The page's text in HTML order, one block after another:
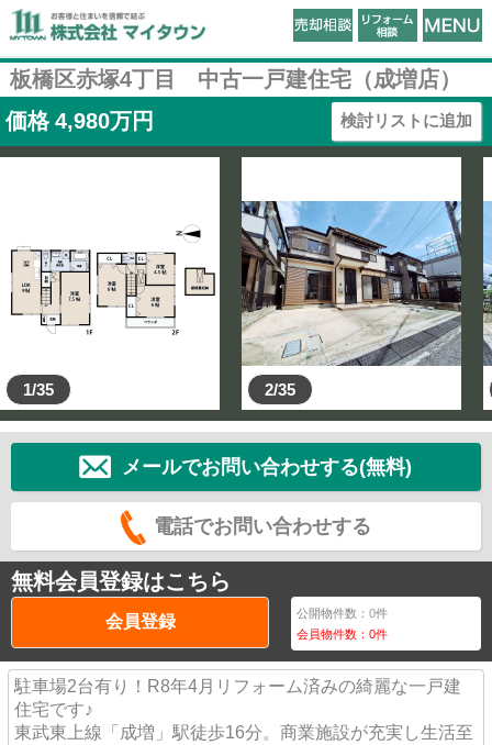
板橋区赤塚4丁目 中古一戸建住宅（成増店）
価格 4,980万円 検討リストに追加
1/35 2/35
メールでお問い合わせする(無料)
電話でお問い合わせする
無料会員登録はこちら
会員登録 公開物件数：0件
会員物件数：0件
駐車場2台有り！R8年4月リフォーム済みの綺麗な一戸建
住宅です♪
東武東上線「成増」駅徒歩16分。商業施設が充実し生活至